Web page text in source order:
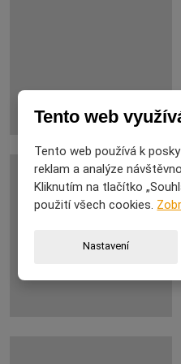
Tento web
Tento web používá k
reklam a analýze
Kliknutím na tlačítko
použití všech cookies.
Nastavení